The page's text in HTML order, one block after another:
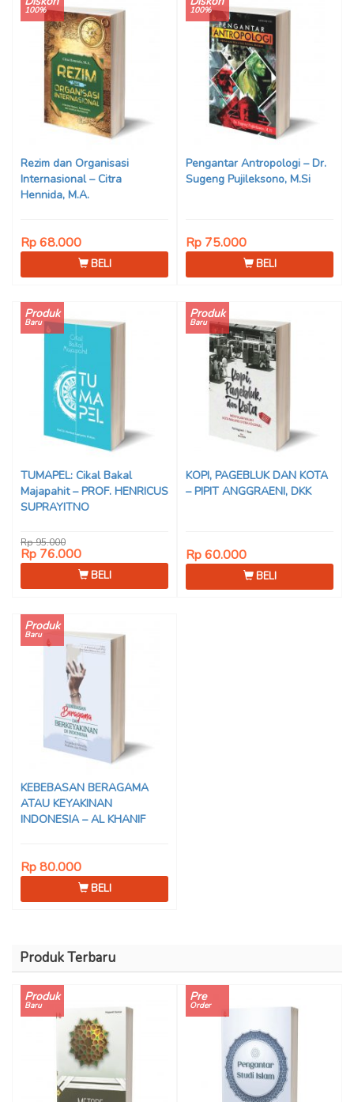
100%
Rezim dan Organisasi
Internasional – Citra
Hennida, M.A.
Rp 68.000
BELI
100%
Pengantar Antropologi – Dr.
Sugeng Pujileksono, M.Si
Rp 75.000
BELI
Produk
Baru
TUMAPEL: Cikal Bakal
Majapahit – PROF. HENRICUS
SUPRAYITNO
Rp 95.000
Rp 76.000
BELI
Produk
Baru
KOPI, PAGEBLUK DAN KOTA
– PIPIT ANGGRAENI, DKK
Rp 60.000
BELI
Produk
Baru
KEBEBASAN BERAGAMA
ATAU KEYAKINAN
INDONESIA – AL KHANIF
Rp 80.000
BELI
Produk Terbaru
Produk
Baru
Pre
Order